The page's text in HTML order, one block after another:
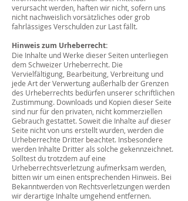
verursacht werden, haften wir nicht, sofern uns
nicht nachweislich vorsätzliches oder grob
fahrlässiges Verschulden zur Last fällt.
Hinweis zum Urheberrecht:
Die Inhalte und Werke dieser Seiten unterliegen
dem Schweizer Urheberrecht. Die
Vervielfältigung, Bearbeitung, Verbreitung und
jede Art der Verwertung außerhalb der Grenzen
des Urheberrechts bedürfen unserer schriftlichen
Zustimmung. Downloads und Kopien dieser Seite
sind nur für den privaten, nicht kommerziellen
Gebrauch gestattet. Soweit die Inhalte auf dieser
Seite nicht von uns erstellt wurden, werden die
Urheberrechte Dritter beachtet. Insbesondere
werden Inhalte Dritter als solche gekennzeichnet.
Solltest du trotzdem auf eine
Urheberrechtsverletzung aufmerksam werden,
bitten wir um einen entsprechenden Hinweis. Bei
Bekanntwerden von Rechtsverletzungen werden
wir derartige Inhalte umgehend entfernen.